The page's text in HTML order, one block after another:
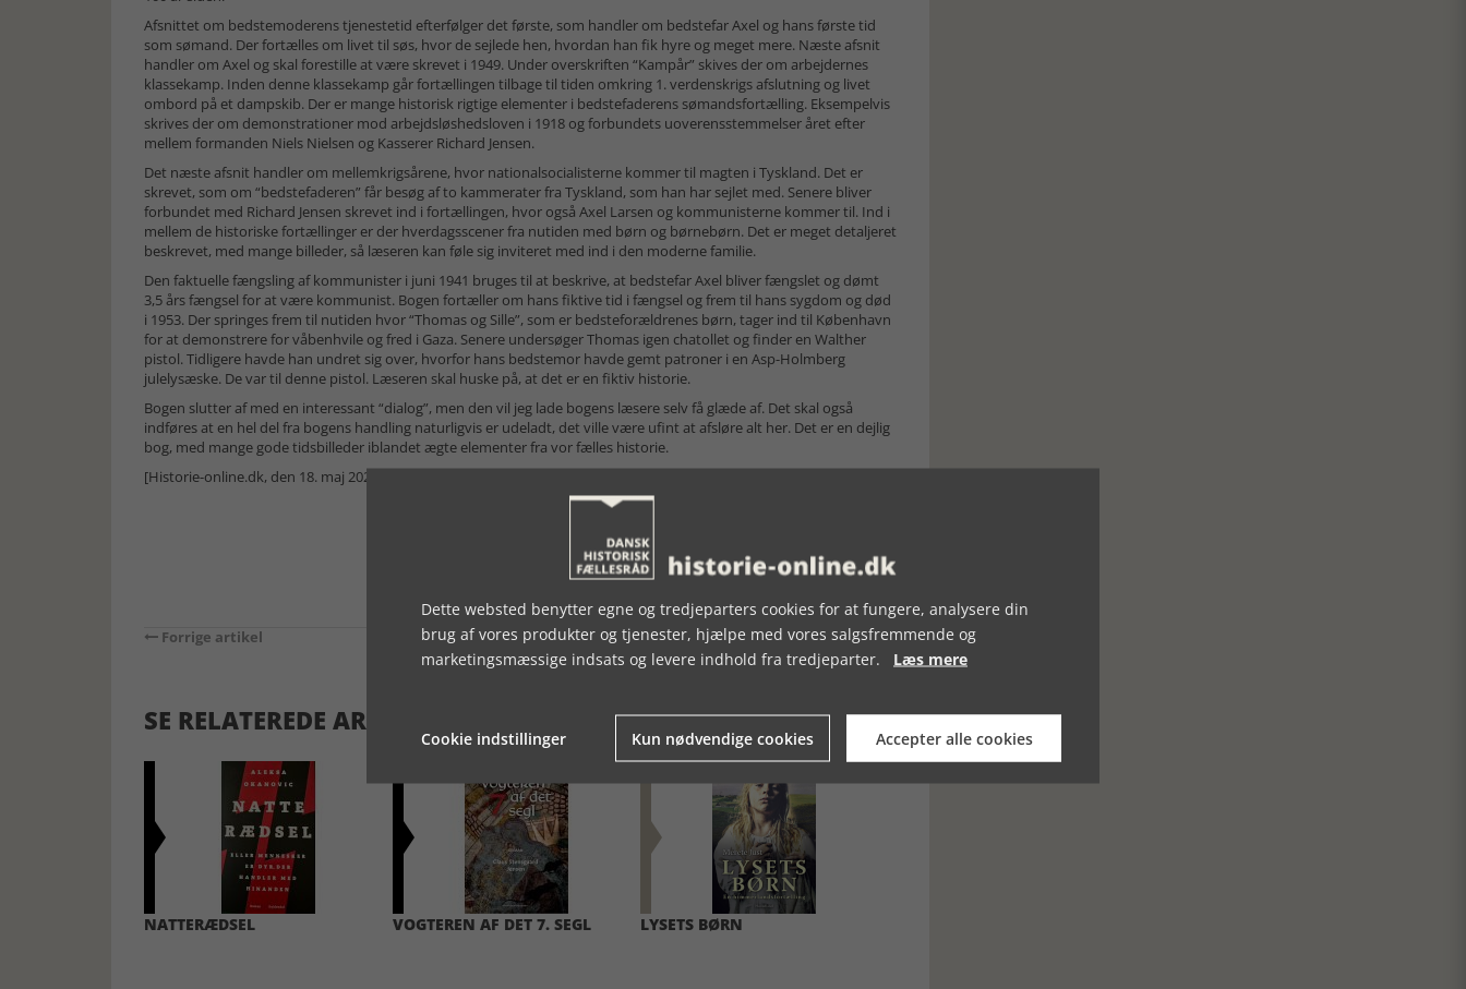
Afsnittet om bedstemoderens tjenestetid efterfølger det første, som handler om bedstefar Axel og hans første tid
som sømand. Der fortælles om livet til søs, hvor de sejlede hen, hvordan han fik hyre og meget mere. Næste afsnit
handler om Axel og skal forestille at være skrevet i 1949. Under overskriften “Kampår” skives der om arbejdernes
klassekamp. Inden denne klassekamp går fortællingen tilbage til tiden omkring 1. verdenskrigs afslutning og livet
ombord på et dampskib. Der er mange historisk rigtige elementer i bedstefaderens sømandsfortælling. Eksempelvis
skrives der om demonstrationer mod arbejdsløshedsloven i 1918 og forbundets uoverensstemmelser året efter
mellem formanden Niels Nielsen og Kasserer Richard Jensen.
Det næste afsnit handler om mellemkrigsårene, hvor nationalsocialisterne kommer til magten i Tyskland. Det er
skrevet, som om “bedstefaderen” får besøg af to kammerater fra Tyskland, som han har sejlet med. Senere bliver
forbundet med Richard Jensen skrevet ind i fortællingen, hvor også Axel Larsen og kommunisterne kommer til. Ind i
mellem de historiske fortællinger er der hverdagsscener fra nutiden med børn og børnebørn. Det er meget detaljeret
beskrevet, med mange billeder, så læseren kan føle sig inviteret med ind i den moderne familie.
Den faktuelle fængsling af kommunister i juni 1941 bruges til at beskrive, at bedstefar Axel bliver fængslet og dømt
3,5 års fængsel for at være kommunist. Bogen fortæller om hans fiktive tid i fængsel og frem til hans sygdom og død
i 1953. Der springes frem til nutiden hvor “Thomas og Sille”, som er bedsteforældrenes børn, tager ind til København
for at demonstrere for våbenhvile og fred i Gaza. Senere undersøger Thomas igen chatollet og finder en Walther
pistol. Tidligere havde han undret sig over, hvorfor hans bedstemor havde gemt patroner i en Asp-Holmberg
julelysæske. De var til denne pistol. Læseren skal huske på, at det er en fiktiv historie.
Bogen slutter af med en interessant “dialog”, men den vil jeg lade bogens læsere selv få glæde af. Det skal også
indføres at en hel del fra bogens handling naturligvis er udeladt, det ville være ufint at afsløre alt her. Det er en dejlig
bog, med mange gode tidsbilleder iblandet ægte elementer fra vor fælles historie.
[Historie-online.dk, den 18. maj 2026]
Forrige artikel
SE RELATEREDE ARTIKLER
NATTERÆDSEL VOGTEREN AF DET 7. SEGL LYSETS BØRN
Dette websted benytter egne og tredjeparters cookies for at fungere, analysere din
brug af vores produkter og tjenester, hjælpe med vores salgsfremmende og
marketingsmæssige indsats og levere indhold fra tredjeparter. Læs mere
Cookie indstillinger Kun nødvendige cookies Accepter alle cookies